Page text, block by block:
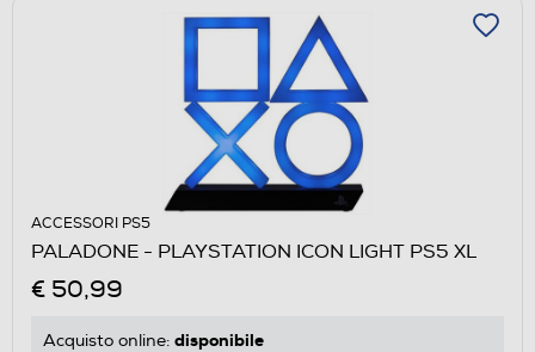
ACCESSORI PS5
PALADONE - PLAYSTATION ICON LIGHT PS5 XL
€ 50,99
Acquisto online: disponibile